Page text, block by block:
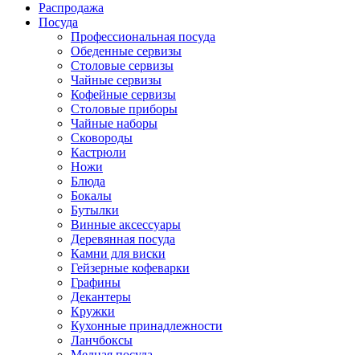
Распродажа
Посуда
Профессиональная посуда
Обеденные сервизы
Столовые сервизы
Чайные сервизы
Кофейные сервизы
Столовые приборы
Чайные наборы
Сковороды
Кастрюли
Ножи
Блюда
Бокалы
Бутылки
Винные аксессуары
Деревянная посуда
Камни для виски
Гейзерные кофеварки
Графины
Декантеры
Кружки
Кухонные принадлежности
Ланчбоксы